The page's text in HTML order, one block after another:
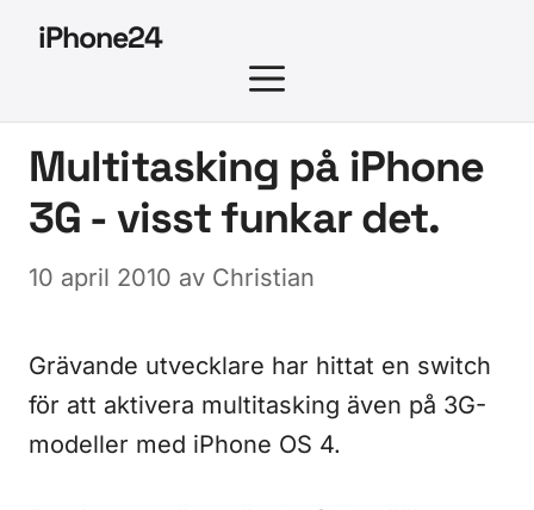
iPhone24
MENY
Multitasking på iPhone
3G - visst funkar det.
10 april 2010 av Christian
Grävande utvecklare har hittat en switch
för att aktivera multitasking även på 3G-
modeller med iPhone OS 4.